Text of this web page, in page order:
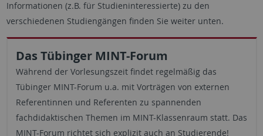
Informationen (z.B. für Studieninteressierte) zu den
verschiedenen Studiengängen finden Sie weiter unten.
Das Tübinger MINT-Forum
Während der Vorlesungszeit findet regelmäßig das
Tübinger MINT-Forum u.a. mit Vorträgen von externen
Referentinnen und Referenten zu spannenden
fachdidaktischen Themen im MINT-Klassenraum statt. Das
MINT-Forum richtet sich explizit auch an Studierende!